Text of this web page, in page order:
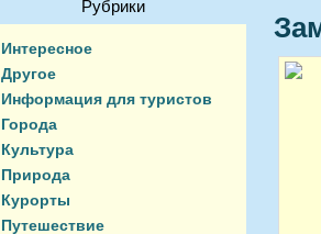
Рубрики
Интересное
Другое
Информация для туристов
Города
Культура
Природа
Курорты
Путешествие